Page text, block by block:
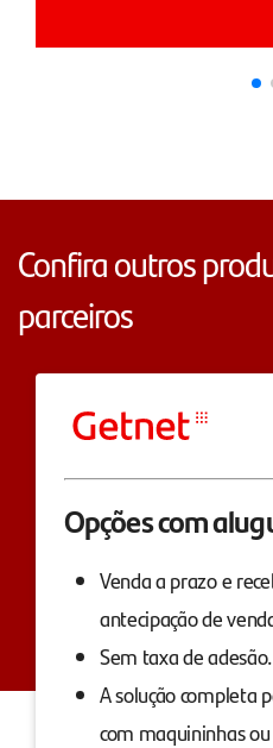
Confira outros
parceiros
Opções com
Venda a prazo e
antecipação de
Sem taxa de adesão.
A solução completa
com maquininhas